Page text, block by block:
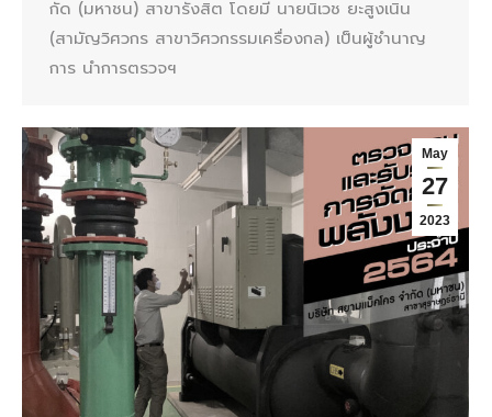
กัด (มหาชน) สาขารังสิต โดยมี นายนิเวช ยะสูงเนิน
(สามัญวิศวกร สาขาวิศวกรรมเครื่องกล) เป็นผู้ชำนาญ
การ นำการตรวจฯ
May
27
2023